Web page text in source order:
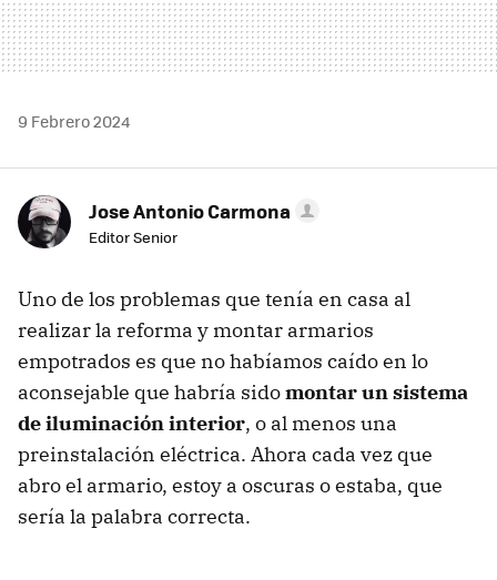
9 Febrero 2024
Jose Antonio Carmona
Editor Senior
Uno de los problemas que tenía en casa al
realizar la reforma y montar armarios
empotrados es que no habíamos caído en lo
aconsejable que habría sidomontar un sistema
de iluminación interior, o al menos una
preinstalación eléctrica. Ahora cada vez que
abro el armario, estoy a oscuras o estaba, que
sería la palabra correcta.